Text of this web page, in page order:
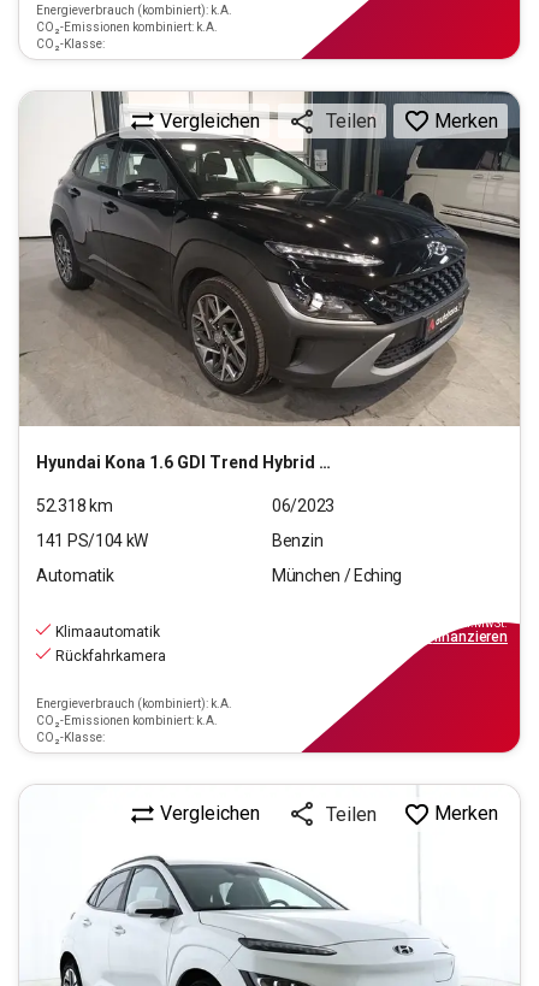
Energieverbrauch (kombiniert): k.A.
CO₂-Emissionen kombiniert: k.A.
CO₂-Klasse:
Hyundai Kona 1.6 GDI Trend Hybrid 2WD
Vergleichen Teilen Merken
52.318 km
06/2023
141 PS/104 kW
Benzin
Automatik
München / Eching
Klimaautomatik
Rückfahrkamera
Energieverbrauch (kombiniert): k.A.
CO₂-Emissionen kombiniert: k.A.
CO₂-Klasse:
inkl.MwSt.
finanzieren
Vergleichen Teilen Merken